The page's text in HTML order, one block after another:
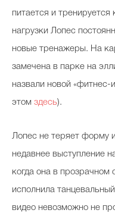
питается и
нагрузки Лопес
новые тренажеры. На
замечена в парке на
назвали новой «фитнес-
этом здесь).
Лопес не теряет форму
недавнее выступление
когда она в
исполнила
видео невозможно не